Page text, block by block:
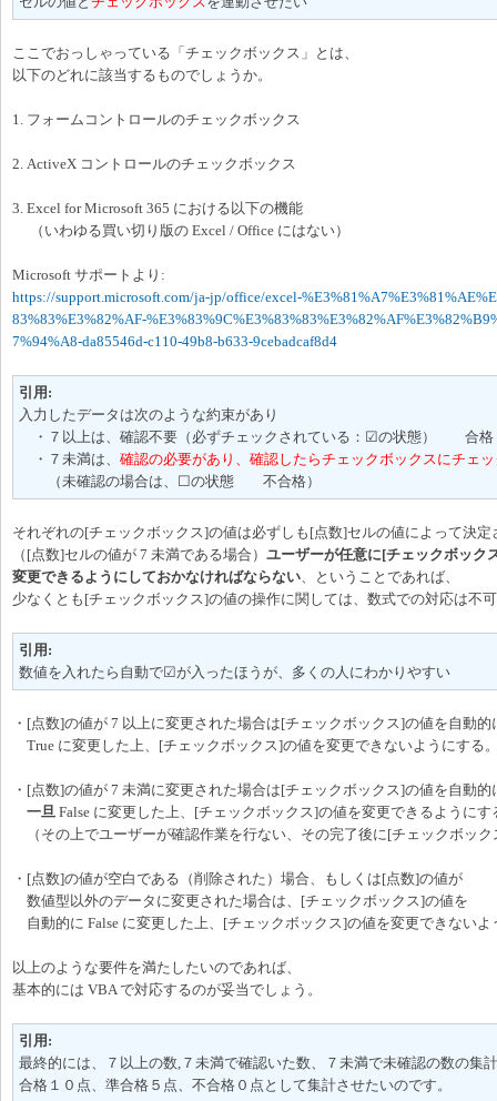
ここでおっしゃっている「チェックボックス」とは、
以下のどれに該当するものでしょうか。
1. フォームコントロールのチェックボックス
2. ActiveX コントロールのチェックボックス
3. Excel for Microsoft 365 における以下の機能
（いわゆる買い切り版の Excel / Office にはない）
Microsoft サポートより:
https://support.microsoft.com/ja-jp/office/excel-
83%83%E3%82%AF-
7%94%A8-da85546d-c110-49b8-b633-9cebadcaf8d4
引用:
入力したデータは次のような約束があり
・７以上は、確認不要（必ずチェックされている：☑の状態） 合格
・７未満は、 確認の必要があり、確認したらチェックボックスにチェ
（未確認の場合は、☐の状態 不合格）
それぞれの[チェックボックス]の値は必ずしも[点数]セルの値によって決
（[点数]セルの値が 7 未満である場合） ユーザーが任意に[チェックボック
変更できるようにしておかなければならない 、ということであれば、
少なくとも[チェックボックス]の値の操作に関しては、数式での対応は不
引用:
数値を入れたら自動で☑が入ったほうが、多くの人にわかりやすい
・[点数]の値が 7 以上に変更された場合は[チェックボックス]の値を自動的
True に変更した上、[チェックボックス]の値を変更できないようにする
・[点数]の値が 7 未満に変更された場合は[チェックボックス]の値を自動的
一旦 False に変更した上、[チェックボックス]の値を変更できるようにす
（その上でユーザーが確認作業を行ない、その完了後に[チェックボッ
・[点数]の値が空白である（削除された）場合、もしくは[点数]の値が
数値型以外のデータに変更された場合は、[チェックボックス]の値を
自動的に False に変更した上、[チェックボックス]の値を変更できないよ
以上のような要件を満たしたいのであれば、
基本的には VBA で対応するのが妥当でしょう。
引用:
最終的には、７以上の数,７未満で確認いた数、７未満で未確認の数の集
合格１０点、準合格５点、不合格０点として集計させたいのです。